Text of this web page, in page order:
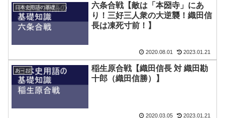
日本史用語の基礎知識
六条合戦【敵は「本圀寺」にあ
り！三好三人衆の大逆襲！織田信
長は凍死寸前！】
2020.08.01 2023.01.21
あ～お
稲生原合戦【織田信長 対 織田勘
十郎（織田信勝）】
2020.03.05 2023.01.21